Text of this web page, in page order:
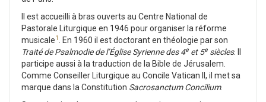
Il est accueilli à bras ouverts au Centre National de
Pastorale Liturgique en 1946 pour organiser la réforme
musicale1
. En 1960 il est doctorant en théologie par son
Traité de Psalmodie de l’Église Syrienne des 4e et 5e siècles. Il
participe aussi à la traduction de la Bible de Jérusalem.
Comme Conseiller Liturgique au Concile Vatican II, il met sa
marque dans la Constitution Sacrosanctum Concilium.